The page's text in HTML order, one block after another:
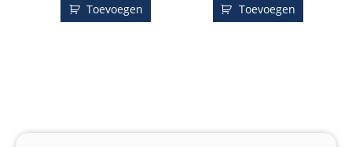
Toevoegen Toevoegen